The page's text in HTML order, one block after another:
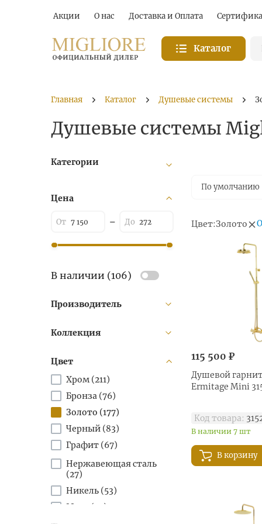
Акции О нас Доставка и Оплата
Каталог
Главная Каталог Душевые системы
Душевые системы
По умолчанию
Цвет:Золото
115 500 ₽
Душевой
Ermitage Mini
Код товара:
В наличии 7 шт
В корзину
Категории
Цена
В наличии (106)
Производитель
Коллекция
Цвет
Хром (211)
Бронза (76)
Золото (177)
Черный (83)
Графит (67)
Нержавеющая сталь
(27)
Никель (53)
Медь (
)